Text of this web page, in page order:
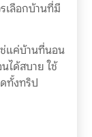
เลือกบ้านที่มี
แค่บ้านที่นอน
ได้สบาย ใช้
ทั้งทริป